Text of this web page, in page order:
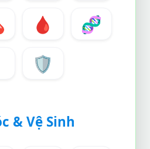
🩸
🧬
🛡️
& Vệ Sinh